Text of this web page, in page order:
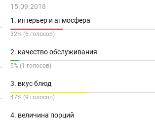
15.09.2018
1. интерьер и атмосфера
32% (6 голосов)
2. качество обслуживания
5% (1 голосов)
3. вкус блюд
47% (9 голосов)
4. величина порций